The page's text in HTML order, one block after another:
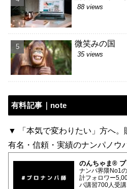
88 views
微笑みの国
35 views
有料記事｜note
▼ 「本気で変わりたい」方へ。
有名・信頼・実績のナンパノウ
のんちゃま®
ナンパ界隈No1
計フォロワー
パ講習700人受